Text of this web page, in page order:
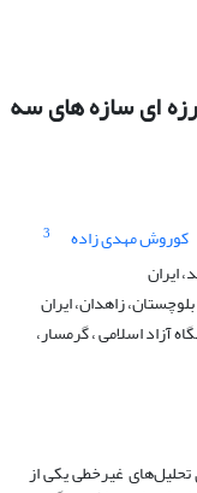
ای سازه های سه
کوروش مهدی زاده
3
ایران
زاهدان، ایران
آزاد اسلامی ، گرمسار،
غیرخطی یکی از